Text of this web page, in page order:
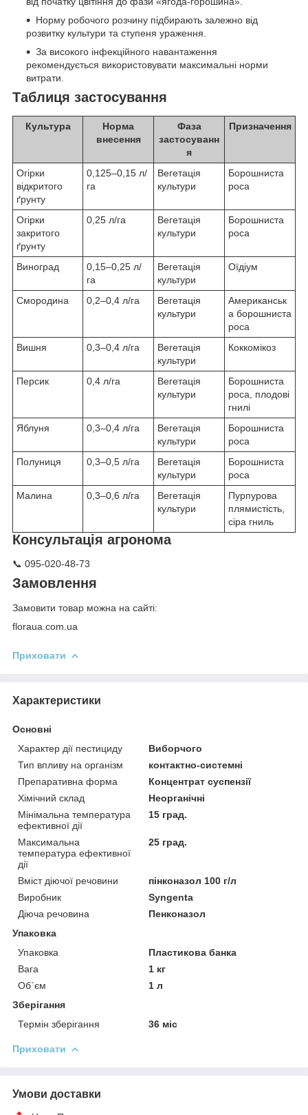
Норму робочого розчину підбирають залежно від
розвитку культури та ступеня ураження.
За високого інфекційного навантаження
рекомендується використовувати максимальні норми
витрати.
Таблиця застосування
Культура
Норма
внесення
Фаза
застосуванн
я
Призначення
Огірки
відкритого
ґрунту
0,125–0,15 л/
га
Вегетація
культури
Борошниста
роса
Огірки
закритого
ґрунту
0,25 л/га
Вегетація
культури
Борошниста
роса
Виноград
0,15–0,25 л/
га
Вегетація
культури
Оїдіум
Смородина 0,2–0,4 л/га
Вегетація
культури
Американськ
а борошниста
роса
Вишня
0,3–0,4 л/га
Вегетація
культури
Коккомікоз
Персик 0,4 л/га
Вегетація
культури
Борошниста
роса, плодові
гнилі
Яблуня
0,3–0,4 л/га
Вегетація
культури
Борошниста
роса
Полуниця
0,3–0,5 л/га
Вегетація
культури
Борошниста
роса
Малина
0,3–0,6 л/га
Вегетація
культури
Пурпурова
плямистість,
сіра гниль
Консультація агронома
📞 095-020-48-73
Замовлення
Замовити товар можна на сайті:
floraua.com.ua
Приховати
Характеристики
Основні
Характер дії пестициду
Виборчого
Тип впливу на організм
контактно-системні
Препаративна форма
Концентрат суспензії
Хімічний склад
Неорганічні
Мінімальна температура
ефективної дії
15 град.
Максимальна
температура ефективної
дії
25 град.
Вміст діючої речовини
пінконазол 100 г/л
Виробник
Syngenta
Діюча речовина
Пенконазол
Упаковка
Упаковка
Пластикова банка
Вага
1 кг
Об`єм
1 л
Зберігання
Термін зберігання
36 міс
Приховати
Умови доставки